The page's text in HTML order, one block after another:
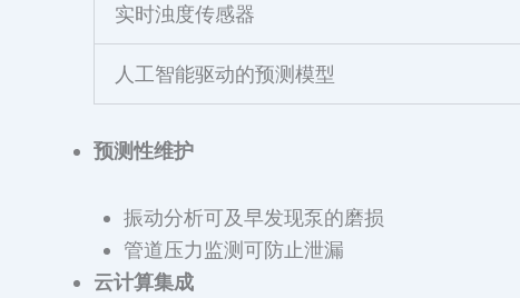
实时浊度传感器
人工智能驱动的预测模型
预测性维护
振动分析可及早发现泵的磨损
管道压力监测可防止泄漏
云计算集成